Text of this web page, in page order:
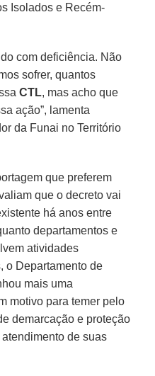
Isolados e Recém-
com deficiência. Não
sofrer, quantos
CTL, mas acho que
ação”, lamenta
da Funai no Território
que preferem
que o decreto vai
há anos entre
departamentos e
atividades
o Departamento de
mais uma
motivo para temer pelo
demarcação e proteção
de suas